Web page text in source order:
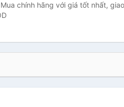
chính hãng với giá tốt nhất,